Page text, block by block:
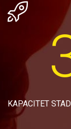

KAPACITET